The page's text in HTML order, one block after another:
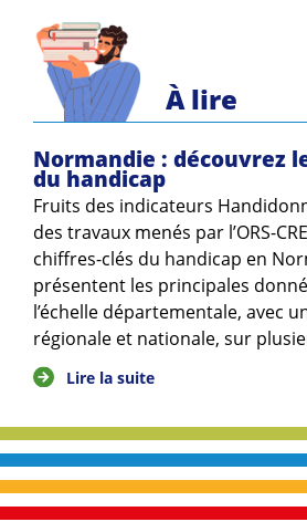
À lire
Normandie : découvrez
du handicap
Fruits des indicateurs
des travaux menés par l’ORS-
chiffres-clés du handicap en
présentent les principales
l’échelle départementale, avec
régionale et nationale, sur
Lire la suite